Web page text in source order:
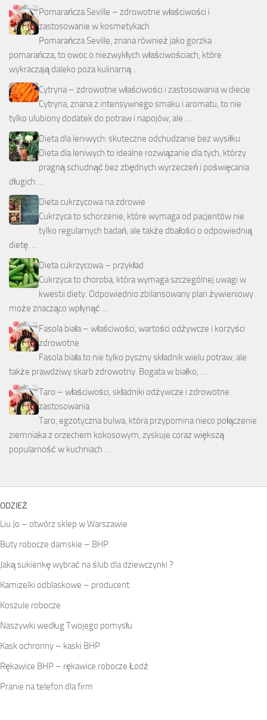
Pomarańcza Seville – zdrowotne właściwości i
zastosowanie w kosmetykach
Pomarańcza Seville, znana również jako gorzka
pomarańcza, to owoc o niezwykłych właściwościach, które
wykraczają daleko poza kulinarną …
Cytryna – zdrowotne właściwości i zastosowania w diecie
Cytryna, znana z intensywnego smaku i aromatu, to nie
tylko ulubiony dodatek do potraw i napojów, ale …
Dieta dla leniwych: skuteczne odchudzanie bez wysiłku
Dieta dla leniwych to idealne rozwiązanie dla tych, którzy
pragną schudnąć bez zbędnych wyrzeczeń i poświęcania
długich …
Dieta cukrzycowa na zdrowie
Cukrzyca to schorzenie, które wymaga od pacjentów nie
tylko regularnych badań, ale także dbałości o odpowiednią
dietę. …
Dieta cukrzycowa – przykład
Cukrzyca to choroba, która wymaga szczególnej uwagi w
kwestii diety. Odpowiednio zbilansowany plan żywieniowy
może znacząco wpłynąć …
Fasola biała – właściwości, wartości odżywcze i korzyści
zdrowotne
Fasola biała to nie tylko pyszny składnik wielu potraw, ale
także prawdziwy skarb zdrowotny. Bogata w białko, …
Taro – właściwości, składniki odżywcze i zdrowotne
zastosowania
Taro, egzotyczna bulwa, która przypomina nieco połączenie
ziemniaka z orzechem kokosowym, zyskuje coraz większą
popularność w kuchniach …
ODZIEŻ
Liu Jo – otwórz sklep w Warszawie
Buty robocze damskie – BHP
Jaką sukienkę wybrać na ślub dla dziewczynki ?
Kamizelki odblaskowe – producent
Koszule robocze
Naszywki według Twojego pomysłu
Kask ochronny – kaski BHP
Rękawice BHP – rękawice robocze Łodź
Pranie na telefon dla firm